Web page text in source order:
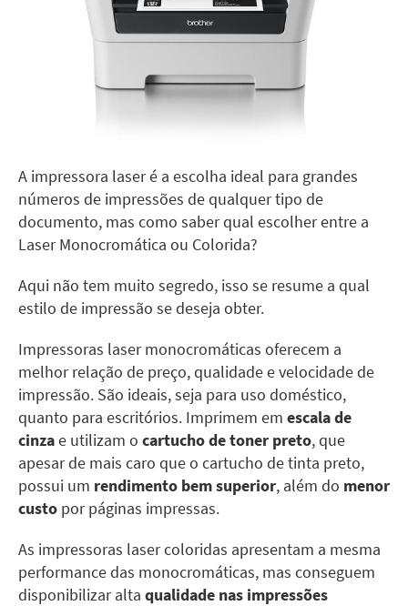
A impressora laser é a escolha ideal para grandes
números de impressões de qualquer tipo de
documento, mas como saber qual escolher entre a
Laser Monocromática ou Colorida?
Aqui não tem muito segredo, isso se resume a qual
estilo de impressão se deseja obter.
Impressoras laser monocromáticas oferecem a
melhor relação de preço, qualidade e velocidade de
impressão. São ideais, seja para uso doméstico,
quanto para escritórios. Imprimem em escala de
cinzae utilizam o cartucho de toner preto, que
apesar de mais caro que o cartucho de tinta preto,
possui um rendimento bem superior, além do menor
custo por páginas impressas.
As impressoras laser coloridas apresentam a mesma
performance das monocromáticas, mas conseguem
disponibilizar alta qualidade nas impressões